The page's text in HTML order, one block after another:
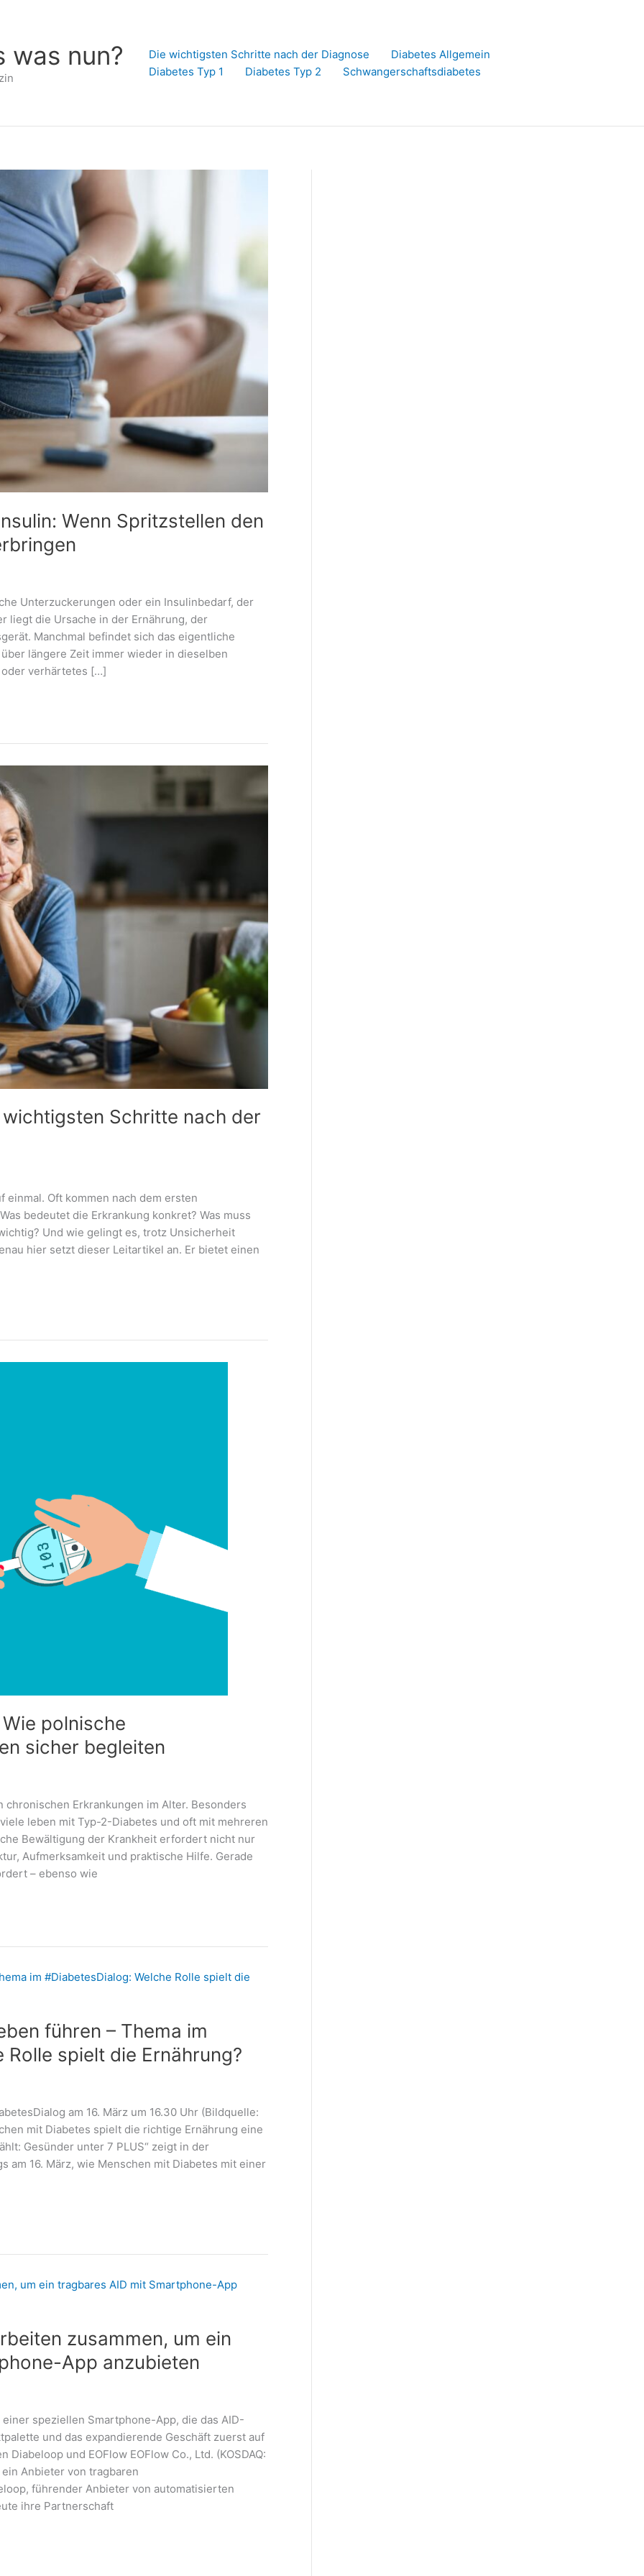
was nun? Die wichtigsten Schritte nach der Diagnose
Diabetes Allgemein
Diabetes Typ 1
Diabetes Typ 2 Schwangerschaftsdiabetes
Wenn Spritzstellen den
Unterzuckerungen oder ein Insulinbedarf, der
liegt die Ursache in der Ernährung, der
Manchmal befindet sich das eigentliche
längere Zeit immer wieder in dieselben
verhärtetes […]
Schritte nach der
einmal. Oft kommen nach dem ersten
bedeutet die Erkrankung konkret? Was muss
Und wie gelingt es, trotz Unsicherheit
hier setzt dieser Leitartikel an. Er bietet einen
polnische
sicher begleiten
Erkrankungen im Alter. Besonders
leben mit Typ-2-Diabetes und oft mit mehreren
Bewältigung der Krankheit erfordert nicht nur
Aufmerksamkeit und praktische Hilfe. Gerade
– ebenso wie
führen – Thema im
spielt die Ernährung?
am 16. März um 16.30 Uhr (Bildquelle:
mit Diabetes spielt die richtige Ernährung eine
Gesünder unter 7 PLUS“ zeigt in der
am 16. März, wie Menschen mit Diabetes mit einer
zusammen, um ein
App anzubieten
speziellen Smartphone-App, die das AID-
und das expandierende Geschäft zuerst auf
und EOFlow EOFlow Co., Ltd. (KOSDAQ:
Anbieter von tragbaren
führender Anbieter von automatisierten
ihre Partnerschaft